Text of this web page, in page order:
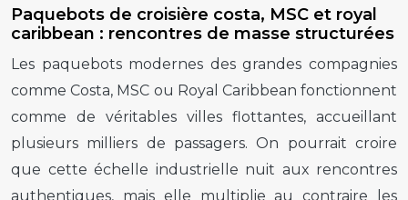
Paquebots de croisière costa, MSC et royal
caribbean : rencontres de masse structurées
Les paquebots modernes des grandes compagnies
comme Costa, MSC ou Royal Caribbean fonctionnent
comme de véritables villes flottantes, accueillant
plusieurs milliers de passagers. On pourrait croire
que cette échelle industrielle nuit aux rencontres
authentiques, mais elle multiplie au contraire les